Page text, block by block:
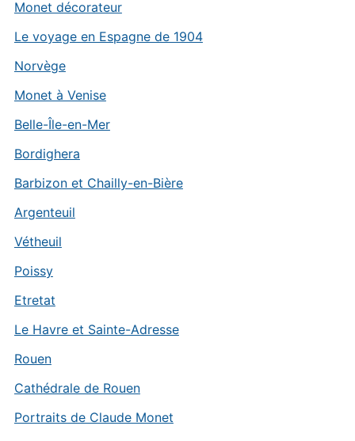
Monet décorateur
Le voyage en Espagne de 1904
Norvège
Monet à Venise
Belle-Île-en-Mer
Bordighera
Barbizon et Chailly-en-Bière
Argenteuil
Vétheuil
Poissy
Etretat
Le Havre et Sainte-Adresse
Rouen
Cathédrale de Rouen
Portraits de Claude Monet